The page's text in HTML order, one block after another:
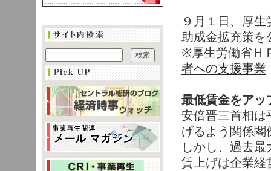
９月１日、厚
助成金拡充策
※厚生労働省Ｈ
者への支援事業
最低賃金をアッ
安倍晋三首相は
げるよう関係閣
しかし、過去
賃上げは企業経